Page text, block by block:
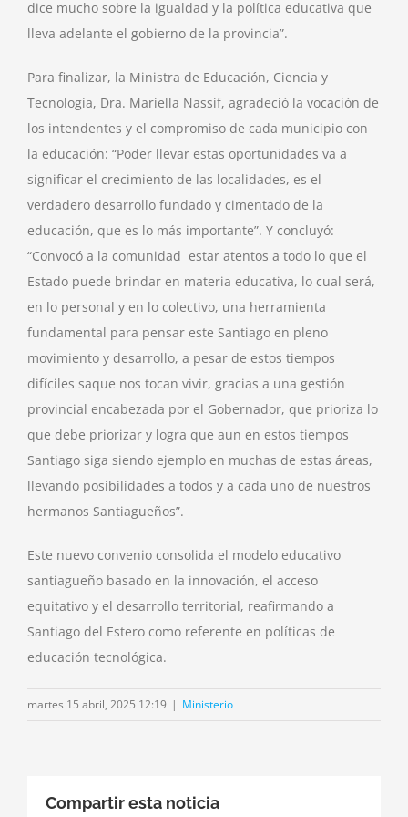
dice mucho sobre la igualdad y la política educativa que
lleva adelante el gobierno de la provincia”.
Para finalizar, la Ministra de Educación, Ciencia y
Tecnología, Dra. Mariella Nassif, agradeció la vocación de
los intendentes y el compromiso de cada municipio con
la educación: “Poder llevar estas oportunidades va a
significar el crecimiento de las localidades, es el
verdadero desarrollo fundado y cimentado de la
educación, que es lo más importante”. Y concluyó:
“Convocó a la comunidad estar atentos a todo lo que el
Estado puede brindar en materia educativa, lo cual será,
en lo personal y en lo colectivo, una herramienta
fundamental para pensar este Santiago en pleno
movimiento y desarrollo, a pesar de estos tiempos
difíciles saque nos tocan vivir, gracias a una gestión
provincial encabezada por el Gobernador, que prioriza lo
que debe priorizar y logra que aun en estos tiempos
Santiago siga siendo ejemplo en muchas de estas áreas,
llevando posibilidades a todos y a cada uno de nuestros
hermanos Santiagueños”.
Este nuevo convenio consolida el modelo educativo
santiagueño basado en la innovación, el acceso
equitativo y el desarrollo territorial, reafirmando a
Santiago del Estero como referente en políticas de
educación tecnológica.
martes 15 abril, 2025 12:19 | Ministerio
Compartir esta noticia